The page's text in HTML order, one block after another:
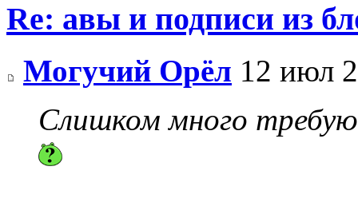
Re: авы и подписи из
Могучий Орёл 12 июл
Слишком много